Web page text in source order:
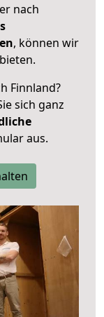
nach
, können wir
Finnland?
sich ganz
aus.